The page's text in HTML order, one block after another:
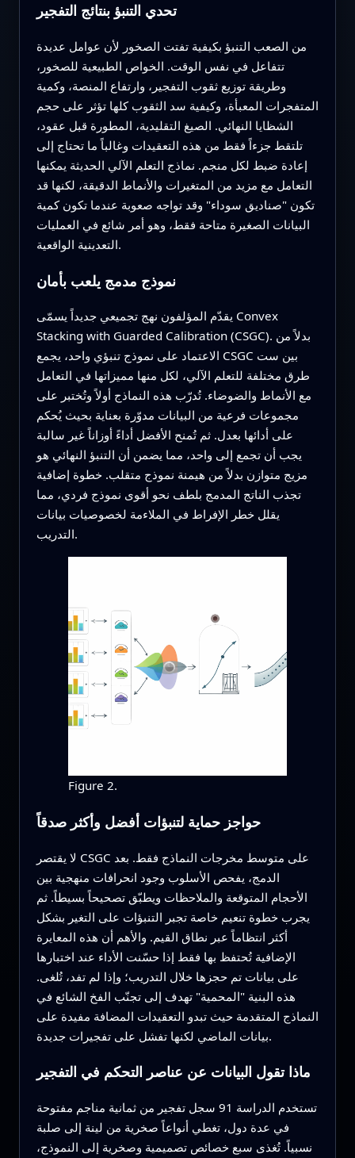
تحدي التنبؤ بنتائج التفجير
من الصعب التنبؤ بكيفية تفتت الصخور لأن عوامل عديدة
تتفاعل في نفس الوقت. الخواص الطبيعية للصخور،
وطريقة توزيع ثقوب التفجير، وارتفاع المنصة، وكمية
المتفجرات المعبأة، وكيفية سد الثقوب كلها تؤثر على حجم
الشظايا النهائي. الصيغ التقليدية، المطورة قبل عقود،
تلتقط جزءاً فقط من هذه التعقيدات وغالباً ما تحتاج إلى
إعادة ضبط لكل منجم. نماذج التعلم الآلي الحديثة يمكنها
التعامل مع مزيد من المتغيرات والأنماط الدقيقة، لكنها قد
تكون "صناديق سوداء" وقد تواجه صعوبة عندما تكون كمية
البيانات الصغيرة متاحة فقط، وهو أمر شائع في العمليات
التعدينية الواقعية.
نموذج مدمج يلعب بأمان
يقدّم المؤلفون نهج تجميعي جديداً يسمّى Convex
Stacking with Guarded Calibration (CSGC). بدلاً من
الاعتماد على نموذج تنبؤي واحد، يجمع CSGC بين ست
طرق مختلفة للتعلم الآلي، لكل منها مميزاتها في التعامل
مع الأنماط والضوضاء. تُدرّب هذه النماذج أولاً وتُختبر على
مجموعات فرعية من البيانات مدوّرة بعناية بحيث يُحكم
على أدائها بعدل. ثم تُمنح الأفضل أداءً أوزاناً غير سالبة
يجب أن تجمع إلى واحد، مما يضمن أن التنبؤ النهائي هو
مزيج متوازن بدلاً من هيمنة نموذج متقلب. خطوة إضافية
تجذب الناتج المدمج بلطف نحو أقوى نموذج فردي، مما
يقلل خطر الإفراط في الملاءمة لخصوصيات بيانات
التدريب.
Figure 2.
حواجز حماية لتنبؤات أفضل وأكثر صدقاً
لا يقتصر CSGC على متوسط مخرجات النماذج فقط. بعد
الدمج، يفحص الأسلوب وجود انحرافات منهجية بين
الأحجام المتوقعة والملاحظات ويطبّق تصحيحاً بسيطاً. ثم
يجرب خطوة تنعيم خاصة تجبر التنبؤات على التغير بشكل
أكثر انتظاماً عبر نطاق القيم. والأهم أن هذه المعايرة
الإضافية تُحتفظ بها فقط إذا حسّنت الأداء عند اختبارها
على بيانات تم حجزها خلال التدريب؛ وإذا لم تفد، تُلغى.
هذه البنية "المحمية" تهدف إلى تجنّب الفخ الشائع في
النماذج المتقدمة حيث تبدو التعقيدات المضافة مفيدة على
بيانات الماضي لكنها تفشل على تفجيرات جديدة.
ماذا تقول البيانات عن عناصر التحكم في التفجير
تستخدم الدراسة 91 سجل تفجير من ثمانية مناجم مفتوحة
في عدة دول، تغطي أنواعاً صخرية من لينة إلى صلبة
نسبياً. تُغذى سبع خصائص تصميمية وصخرية إلى النموذج،